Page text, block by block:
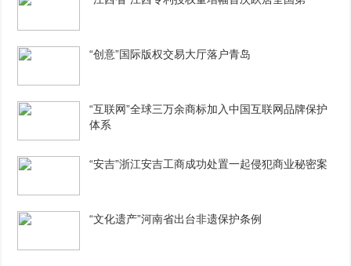
“创意”国际版权交易大厅落户青岛
“互联网”全球三万余商标加入中国互联网品牌保护
体系
“安吉”浙江安吉工商成功处置一起侵犯商业秘密案
“文化遗产”河南省出台非遗保护条例